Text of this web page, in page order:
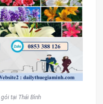
tại Thái Bình